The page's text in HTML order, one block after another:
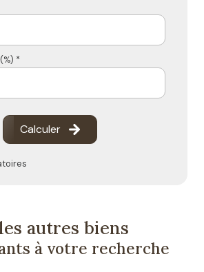
*
Calculer
autres biens
à votre recherche